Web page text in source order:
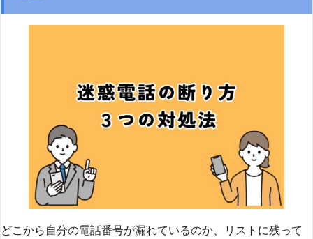
どこから自分の電話番号が漏れているのか、リストに残って